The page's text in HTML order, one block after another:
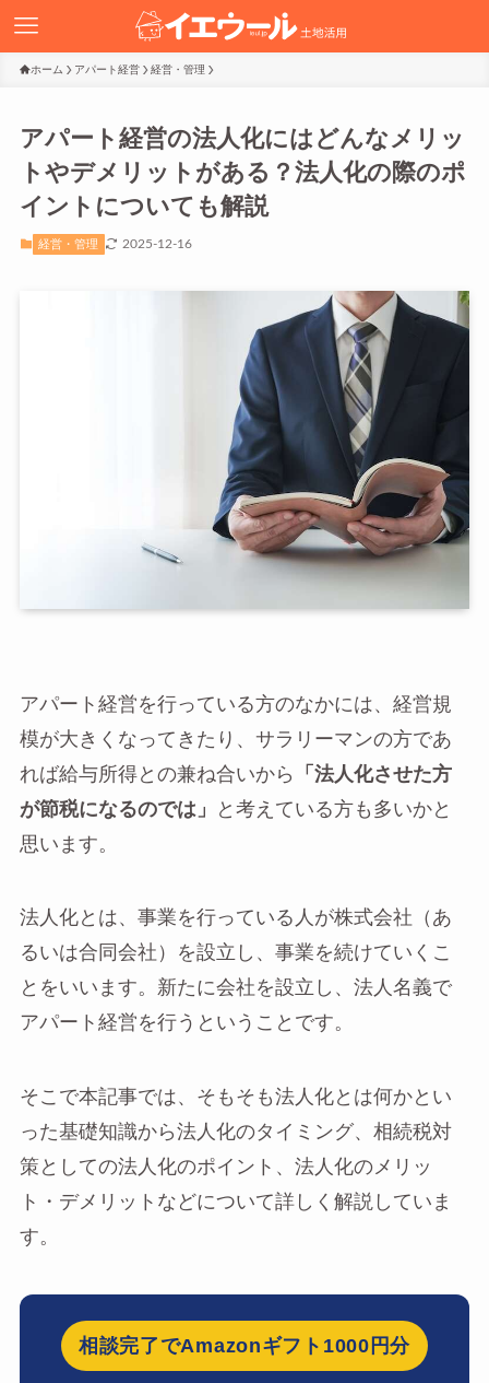
ホーム アパート経営 経営・管理
アパート経営の法人化にはどんなメリッ
トやデメリットがある？法人化の際のポ
イントについても解説
経営・管理 2025-12-16
アパート経営を行っている方のなかには、経営規
模が大きくなってきたり、サラリーマンの方であ
れば給与所得との兼ね合いから
「法人化させた方
が節税になるのでは」
と考えている方も多いかと
思います。
法人化とは、事業を行っている人が株式会社（あ
るいは合同会社）を設立し、事業を続けていくこ
とをいいます。新たに会社を設立し、法人名義で
アパート経営を行うということです。
そこで本記事では、そもそも法人化とは何かとい
った基礎知識から法人化のタイミング、相続税対
策としての法人化のポイント、法人化のメリッ
ト・デメリットなどについて詳しく解説していま
す。
相談完了でAmazonギフト1000円分